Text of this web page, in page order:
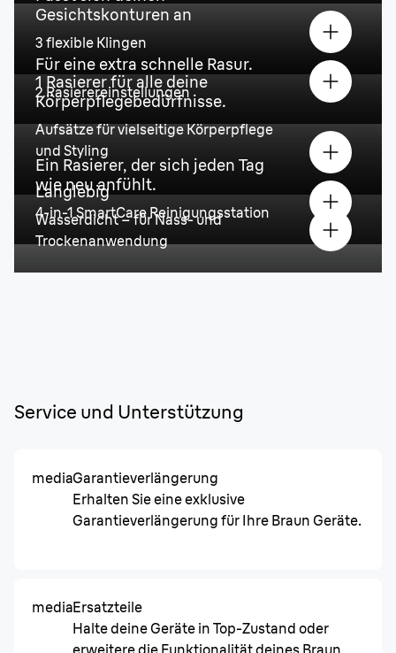
Gesichtskonturen an
3 flexible Klingen
Für eine extra schnelle Rasur.
2 Rasierereinstellungen
1 Rasierer für alle deine
Körperpflegebedürfnisse.
Aufsätze für vielseitige Körperpflege
und Styling
Ein Rasierer, der sich jeden Tag
wie neu anfühlt.
4-in-1 SmartCare Reinigungsstation
Langlebig
Wasserdicht – für Nass- und
Trockenanwendung
Service und Unterstützung
mediaGarantieverlängerung
Erhalten Sie eine exklusive
Garantieverlängerung für Ihre Braun Geräte.
mediaErsatzteile
Halte deine Geräte in Top-Zustand oder
erweitere die Funktionalität deines Braun